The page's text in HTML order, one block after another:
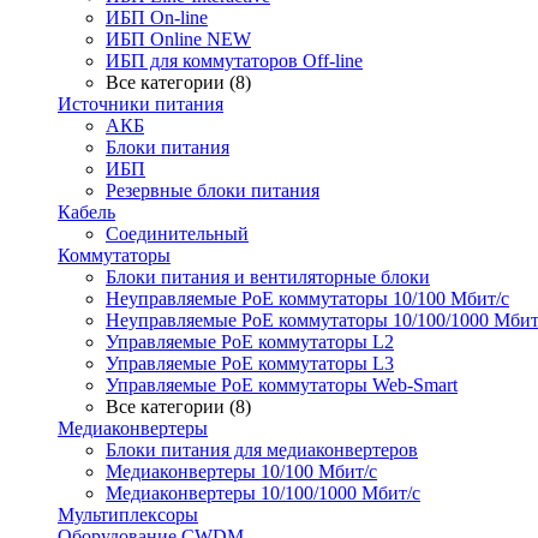
ИБП On-line
ИБП Online NEW
ИБП для коммутаторов Off-line
Все категории (8)
Источники питания
АКБ
Блоки питания
ИБП
Резервные блоки питания
Кабель
Соединительный
Коммутаторы
Блоки питания и вентиляторные блоки
Неуправляемые PoE коммутаторы 10/100 Мбит/с
Неуправляемые PoE коммутаторы 10/100/1000
Управляемые PoE коммутаторы L2
Управляемые PoE коммутаторы L3
Управляемые PoE коммутаторы Web-Smart
Все категории (8)
Медиаконвертеры
Блоки питания для медиаконвертеров
Медиаконвертеры 10/100 Мбит/с
Медиаконвертеры 10/100/1000 Мбит/c
Мультиплексоры